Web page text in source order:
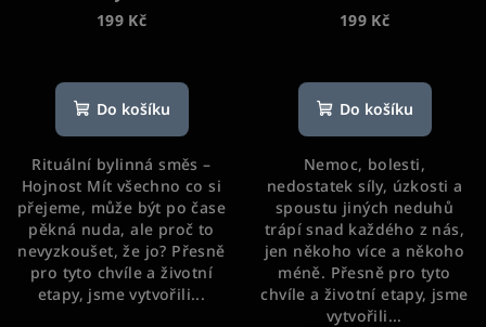
199 Kč
hodnocení
produktu
z
5
hvězdiček.
Do košíku
Rituální bylinná směs –
Hojnost Mít všechno co si
přejeme, může být po čase
pěkná nuda, ale proč to
nevyzkoušet, že jo? Přesně
pro tyto chvíle a životní
etapy, jsme vytvořili...
199 Kč
hodnocení
produktu
z
5
hvězdiček.
Do košíku
Nemoc, bolesti,
nedostatek síly, úzkosti a
spoustu jiných neduhů
trápí snad každého z nás,
jen někoho více a někoho
méně. Přesně pro tyto
chvíle a životní etapy, jsme
vytvořili...